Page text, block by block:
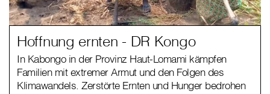
Hoffnung ernten - DR Kongo
In Kabongo in der Provinz Haut-Lomami kämpfen
Familien mit extremer Armut und den Folgen des
Klimawandels. Zerstörte Ernten und Hunger bedrohen